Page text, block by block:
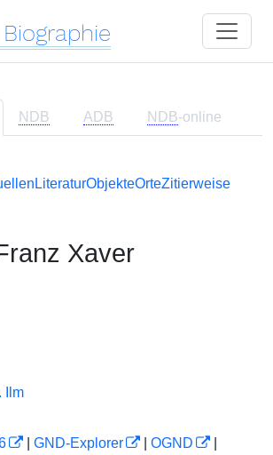
Biographie
NDB ADB NDB-online
LiteraturObjekteOrteZitierweise
Xaver
Ilm
GND-Explorer OGND